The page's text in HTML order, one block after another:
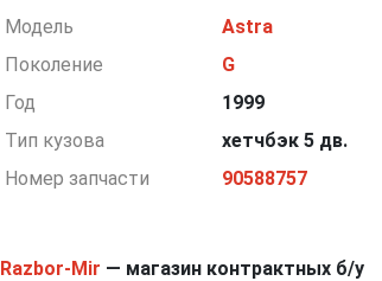
Модель
Astra
Поколение
G
Год
1999
Тип кузова
хетчбэк 5 дв.
Номер запчасти
90588757
Razbor-Mir — магазин контрактных б/у